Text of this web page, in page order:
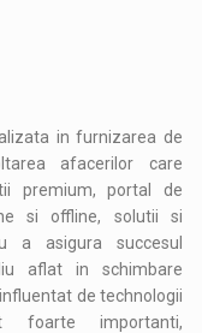
in furnizarea de
afacerilor care
premium, portal de
si offline, solutii si
a asigura succesul
aflat in schimbare
de technologii
foarte importanti,